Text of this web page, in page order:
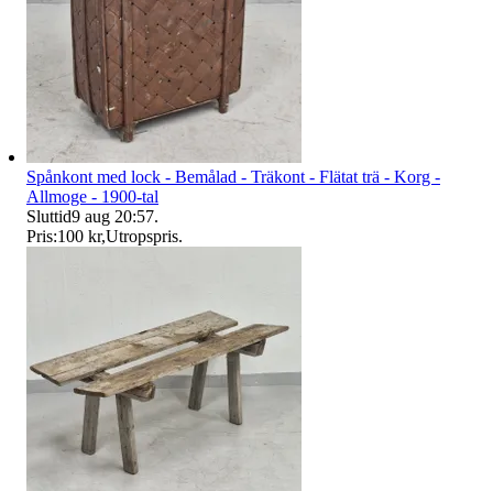
Spånkont med lock - Bemålad - Träkont - Flätat trä - Korg -
Allmoge - 1900-tal
Sluttid9 aug 20:57.
Pris:100 kr,Utropspris.